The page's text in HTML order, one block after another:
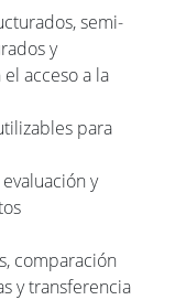
semi-
y
acceso a la
para
y
comparación
y transferencia